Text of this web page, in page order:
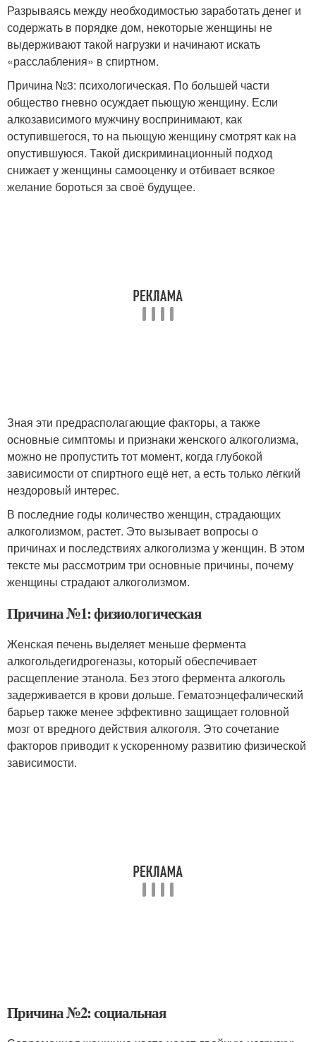
Разрываясь между необходимостью заработать денег и
содержать в порядке дом, некоторые женщины не
выдерживают такой нагрузки и начинают искать
«расслабления» в спиртном.
Причина №3: психологическая. По большей части
общество гневно осуждает пьющую женщину. Если
алкозависимого мужчину воспринимают, как
оступившегося, то на пьющую женщину смотрят как на
опустившуюся. Такой дискриминационный подход
снижает у женщины самооценку и отбивает всякое
желание бороться за своё будущее.
Зная эти предрасполагающие факторы, а также
основные симптомы и признаки женского алкоголизма,
можно не пропустить тот момент, когда глубокой
зависимости от спиртного ещё нет, а есть только лёгкий
нездоровый интерес.
В последние годы количество женщин, страдающих
алкоголизмом, растет. Это вызывает вопросы о
причинах и последствиях алкоголизма у женщин. В этом
тексте мы рассмотрим три основные причины, почему
женщины страдают алкоголизмом.
Причина №1: физиологическая
Женская печень выделяет меньше фермента
алкогольдегидрогеназы, который обеспечивает
расщепление этанола. Без этого фермента алкоголь
задерживается в крови дольше. Гематоэнцефалический
барьер также менее эффективно защищает головной
мозг от вредного действия алкоголя. Это сочетание
факторов приводит к ускоренному развитию физической
зависимости.
Причина №2: социальная